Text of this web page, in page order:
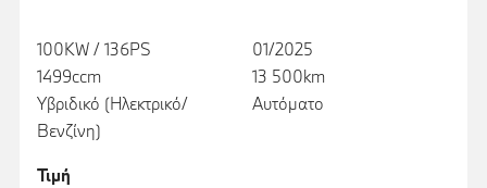
100KW / 136PS
1499ccm
Υβριδικό (Ηλεκτρικό/
Βενζίνη)
01/2025
13 500km
Αυτόματο
Τιμή